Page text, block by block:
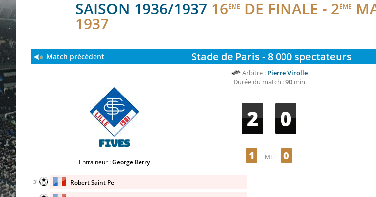
SAISON 1936/1937 16ÈME DE FINALE - 2ÈME
1937
Stade de Paris - 8 000 spectateurs
Match précédent
Arbitre : Pierre Virolle
Durée du match :90min
Fives
Entraineur :George Berry
2 - 0
1 MT 0
Robert Saint Pe
3'